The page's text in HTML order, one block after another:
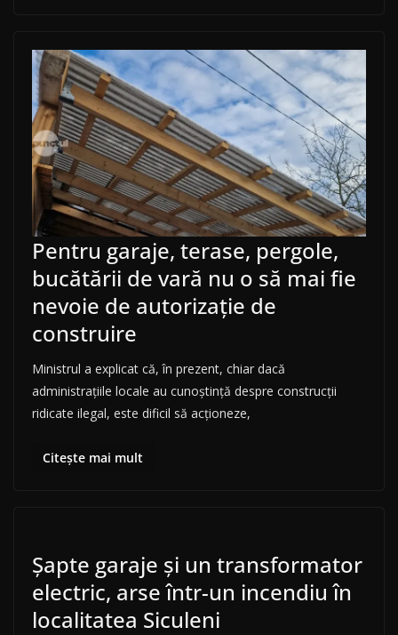
Pentru garaje, terase, pergole,
bucătării de vară nu o să mai fie
nevoie de autorizaţie de
construire
Ministrul a explicat că, în prezent, chiar dacă
administraţiile locale au cunoştinţă despre construcţii
ridicate ilegal, este dificil să acţioneze,
Citește mai mult
Şapte garaje şi un transformator
electric, arse într-un incendiu în
localitatea Siculeni